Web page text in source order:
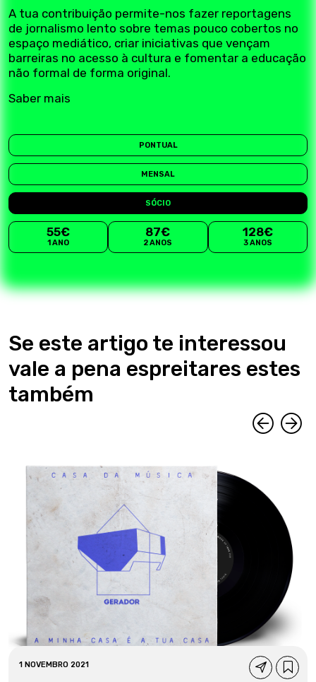
A tua contribuição permite-nos fazer reportagens
de jornalismo lento sobre temas pouco cobertos no
espaço mediático, criar iniciativas que vençam
barreiras no acesso à cultura e fomentar a educação
não formal de forma original.
Saber mais
PONTUAL
MENSAL
SÓCIO
55€
1 ANO
87€
2 ANOS
128€
3 ANOS
Se este artigo te interessou
vale a pena espreitares estes
também
1 NOVEMBRO 2021